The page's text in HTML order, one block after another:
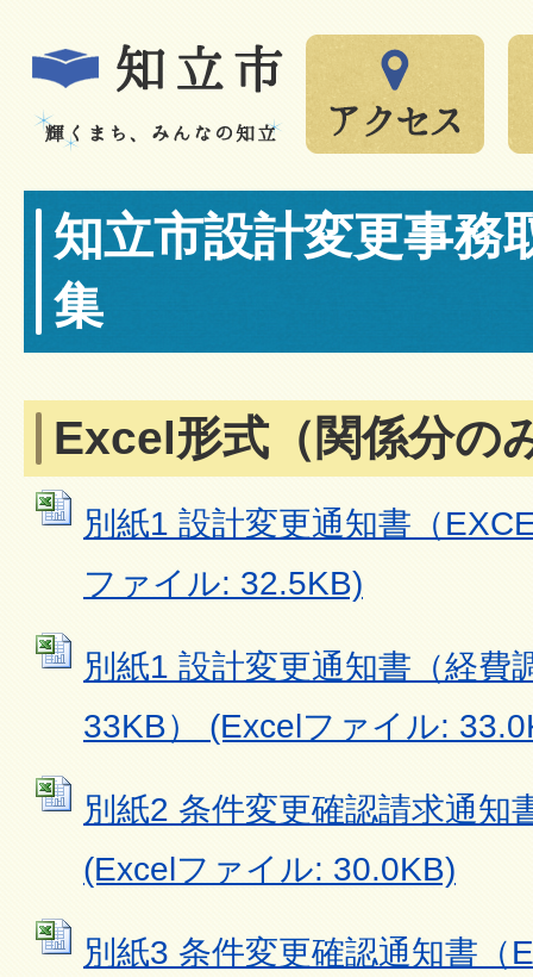
知立市設計変更事務
集
Excel形式（関係分の
別紙1 設計変更通知書（
ファイル: 32.5KB)
別紙1 設計変更通知書（経費
33KB） (Excelファイル:
別紙2 条件変更確認請求通知
(Excelファイル: 30.0KB)
別紙3 条件変更確認通知書（